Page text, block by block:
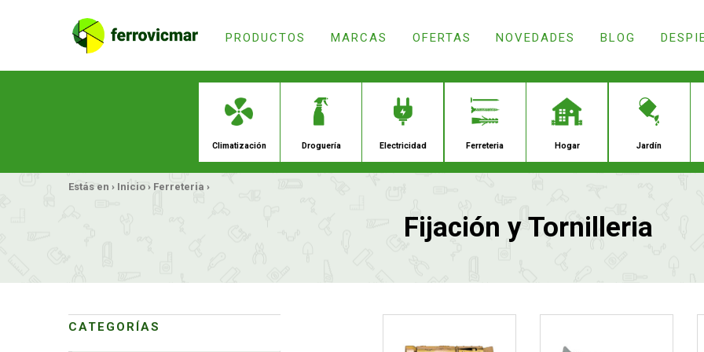
PRODUCTOS MARCAS OFERTAS NOVEDADES BLOG
Estás en › Inicio › Ferreteria ›
Fijación y Tornilleria
CATEGORÍAS